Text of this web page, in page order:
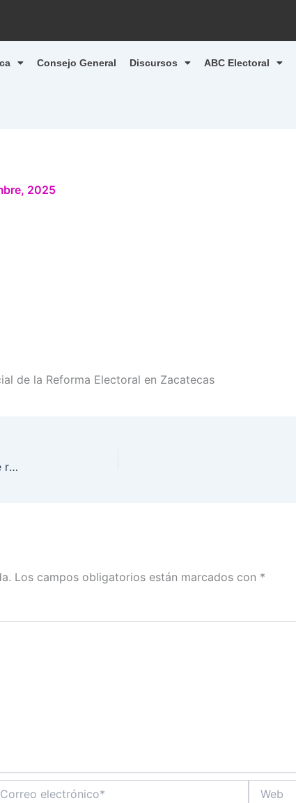
Consejo General Discursos ABC Electoral
2025
de la Reforma Electoral en Zacatecas
Demos el poder de elegir a la ciudadanía y el sistema de representación proporcional será virtuoso: Matías Chiquito Díaz de León
Los campos obligatorios están marcados con *